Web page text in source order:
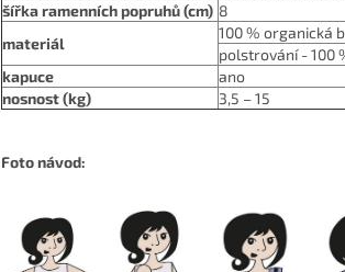
šířka ramenních popruhů (cm) 8
materiál
100 % organická
polstrování - 100
kapuce
ano
nosnost (kg)
3,5 – 15
Foto návod: